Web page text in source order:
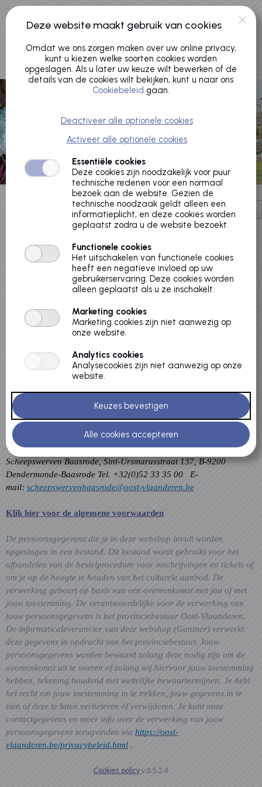
Naar hoofdinhoud
Er heeft zich een interne fout voorgedaan
Contact
Archeocentrum Velzeke, Doolbosweg 2, B-9620 Zottegem-Velzeke.
Tel. +32(0)9 360 67 16 E-mail:
Erfgoedsite Ename - Erfgoedcentrum, Lotharingenstraat 1, B-9700
Oudenaarde-Ename. Tel. +32(0)55 30 03 44 E-
mail:erfgoedsite.ename@oost-vlaanderen.be
MOLA - Kasteel Puyenbrug, Puyenbrug 5, B-9185 Wachtebeke. Tel.
+32(0)9 342 42 40 E-mail:mola@oost-vlaanderen.be
Scheepswerven Baasrode, Sint-Ursmarusstraat 137, B-9200
Dendermonde-Baasrode Tel. +32(0)52 33 35 00 E-
mail: scheepswervenbaasrode@oost-vlaanderen.be
Klik hier voor de algemene voorwaarden
De persoonsgegevens die je in deze webshop invult worden
opgeslagen in een bestand. Dit bestand wordt gebruikt voor het
afhandelen van de bestelprocedure voor inschrijvingen en tickets of
om je op de hoogte te houden van het culturele aanbod. De
verwerking gebeurt op basis van een overeenkomst met jou of met
jouw toestemming. De verantwoordelijke voor de verwerking van
jouw persoonsgegevens is het provinciebestuur Oost-Vlaanderen.
De informaticaleverancier van deze webshop (Gantner) verwerkt
deze gegevens in opdracht van het provinciebestuur. Jouw
persoonsgegevens worden bewaard zolang deze nodig zijn om de
overeenkomst uit te voeren of zolang wij hiervoor jouw toestemming
hebben, rekening houdend met wettelijke bewaartermijnen. Je hebt
het recht om jouw toestemming in te trekken, jouw gegevens in te
zien of deze te laten verbeteren of verwijderen. Je kunt onze
contactgegevens en meer info over de verwerking van jouw
persoonsgegevens terugvinden via https://oost-
vlaanderen.be/privacybeleid.html .
Cookies policyv.8.5.2.4
Deze website maakt gebruik van cookies
Omdat we ons zorgen maken over uw online privacy,
kunt u kiezen welke soorten cookies worden
opgeslagen. Als u later uw keuze wilt bewerken of de
details van de cookies wilt bekijken, kunt u naar ons
Cookiebeleid gaan.
Deactiveer alle optionele cookies
Activeer alle optionele cookies
Essentiële cookies
Deze cookies zijn noodzakelijk voor puur
technische redenen voor een normaal
bezoek aan de website. Gezien de
technische noodzaak geldt alleen een
informatieplicht, en deze cookies worden
geplaatst zodra u de website bezoekt.
Functionele cookies
Het uitschakelen van functionele cookies
heeft een negatieve invloed op uw
gebruikerservaring. Deze cookies worden
alleen geplaatst als u ze inschakelt.
Marketing cookies
Marketing cookies zijn niet aanwezig op
onze website.
Analytics cookies
Analysecookies zijn niet aanwezig op onze
website.